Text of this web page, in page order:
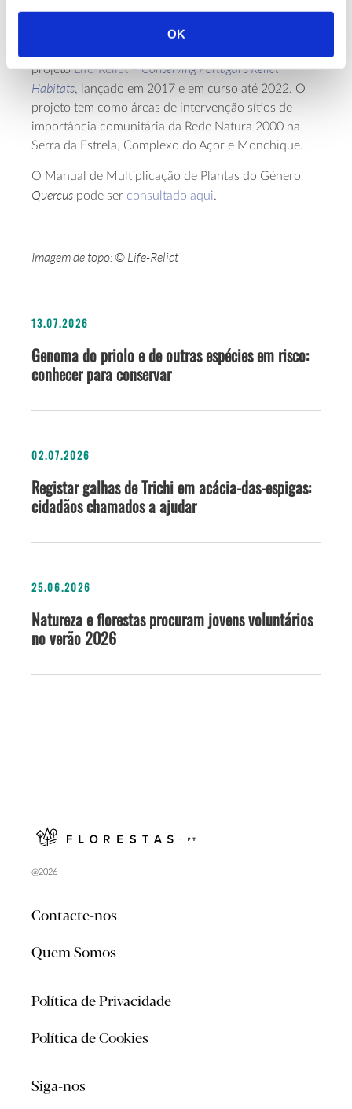
OK
dos municípios de Monchique e Seia e da ADRUSE –
Associação de Desenvolvimento Rural da Serra da
projetoLife-Relict –Conserving Portugal’s Relict
Habitats, lançado em 2017 e em curso até 2022. O
projeto tem como áreas de intervenção sítios de
importância comunitária da Rede Natura 2000 na
Serra da Estrela, Complexo do Açor e Monchique.
O Manual de Multiplicação de Plantas do Género
Quercus pode ser consultado aqui.
Imagem de topo: © Life-Relict
13.07.2026
Genoma do priolo e de outras espécies em risco:
conhecer para conservar
02.07.2026
Registar galhas de Trichi em acácia-das-espigas:
cidadãos chamados a ajudar
25.06.2026
Natureza e florestas procuram jovens voluntários
no verão 2026
@2026
Contacte-nos
Quem Somos
Política de Privacidade
Política de Cookies
Siga-nos